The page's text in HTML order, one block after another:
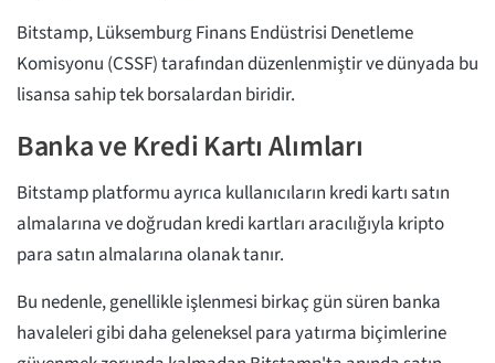
Bitstamp, Lüksemburg Finans Endüstrisi Denetleme
Komisyonu (CSSF) tarafından düzenlenmiştir ve dünyada bu
lisansa sahip tek borsalardan biridir.
Banka ve Kredi Kartı Alımları
Bitstamp platformu ayrıca kullanıcıların kredi kartı satın
almalarına ve doğrudan kredi kartları aracılığıyla kripto
para satın almalarına olanak tanır.
Bu nedenle, genellikle işlenmesi birkaç gün süren banka
havaleleri gibi daha geleneksel para yatırma biçimlerine